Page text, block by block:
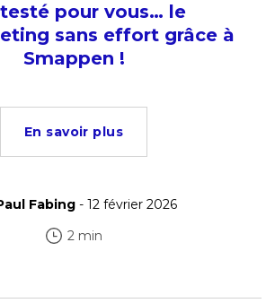
testé pour vous… le
sans effort grâce à
Smappen !
En savoir plus
Fabing - 12 février 2026
2 min